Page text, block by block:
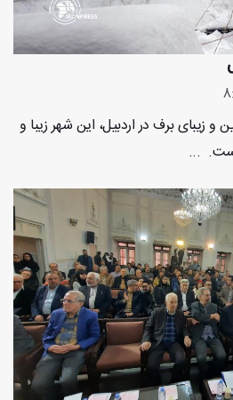
و زیبای برف در اردبیل، این شهر زیبا و
...